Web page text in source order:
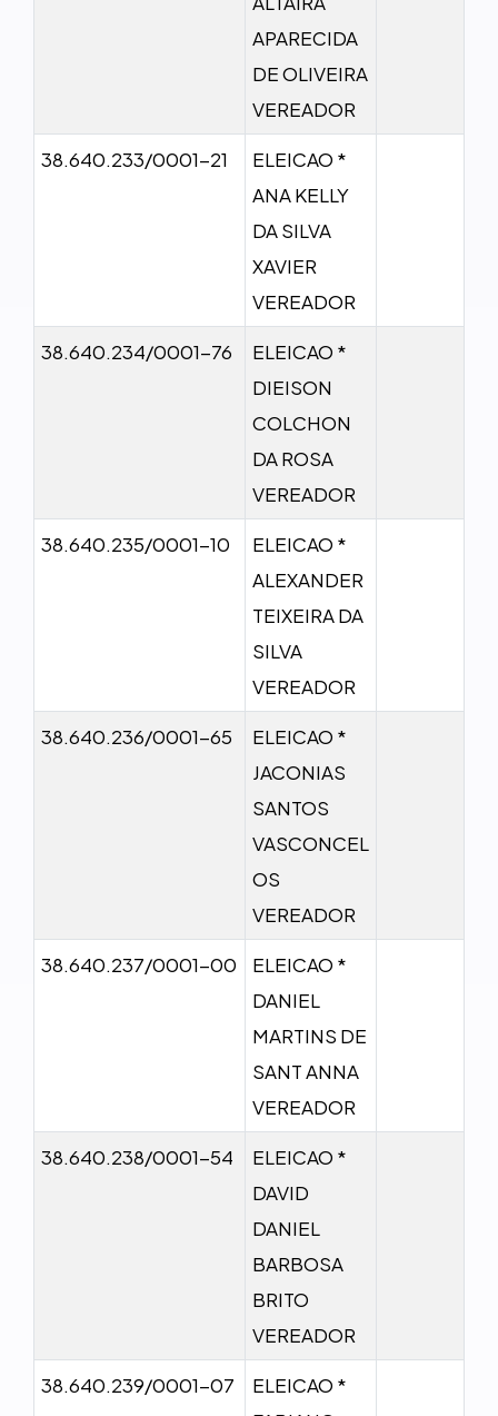
APARECIDA
DE OLIVEIRA
VEREADOR
38.640.233/0001-21
ELEICAO *
ANA KELLY
DA SILVA
XAVIER
VEREADOR
38.640.234/0001-76
ELEICAO *
DIEISON
COLCHON
DA ROSA
VEREADOR
38.640.235/0001-10
ELEICAO *
ALEXANDER
TEIXEIRA DA
SILVA
VEREADOR
38.640.236/0001-65
ELEICAO *
JACONIAS
SANTOS
VASCONCEL
OS
VEREADOR
38.640.237/0001-00
ELEICAO *
DANIEL
MARTINS DE
SANT ANNA
VEREADOR
38.640.238/0001-54
ELEICAO *
DAVID
DANIEL
BARBOSA
BRITO
VEREADOR
38.640.239/0001-07
ELEICAO *